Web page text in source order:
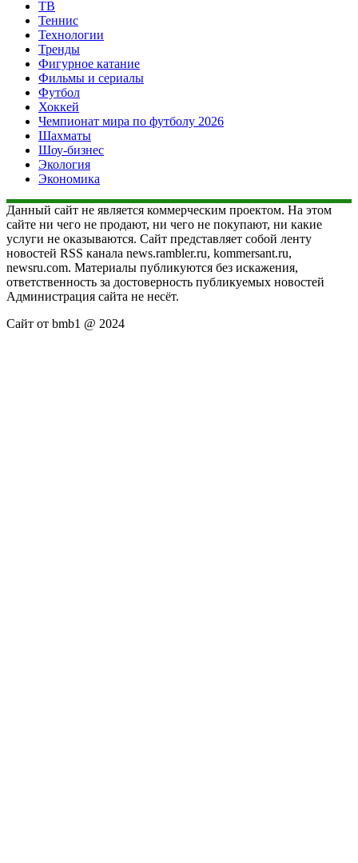
ТВ
Теннис
Технологии
Тренды
Фигурное катание
Фильмы и сериалы
Футбол
Хоккей
Чемпионат мира по футболу 2026
Шахматы
Шоу-бизнес
Экология
Экономика
Данный сайт не является коммерческим проектом. На этом
сайте ни чего не продают, ни чего не покупают, ни какие
услуги не оказываются. Сайт представляет собой ленту
новостей RSS канала news.rambler.ru, kommersant.ru,
newsru.com. Материалы публикуются без искажения,
ответственность за достоверность публикуемых новостей
Администрация сайта не несёт.
Сайт от bmb1 @ 2024